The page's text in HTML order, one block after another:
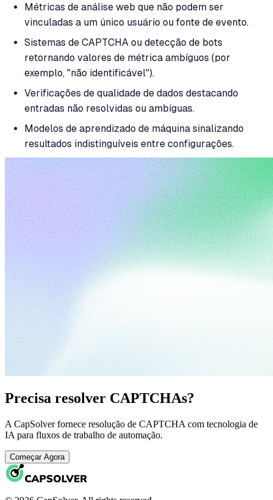
Métricas de análise web que não podem ser
vinculadas a um único usuário ou fonte de evento.
Sistemas de CAPTCHA ou detecção de bots
retornando valores de métrica ambíguos (por
exemplo, "não identificável").
Verificações de qualidade de dados destacando
entradas não resolvidas ou ambíguas.
Modelos de aprendizado de máquina sinalizando
resultados indistinguíveis entre configurações.
Precisa resolver CAPTCHAs?
A CapSolver fornece resolução de CAPTCHA com tecnologia de
IA para fluxos de trabalho de automação.
Começar Agora